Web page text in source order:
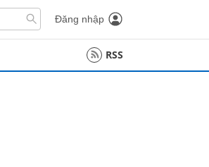
Đăng nhập
RSS